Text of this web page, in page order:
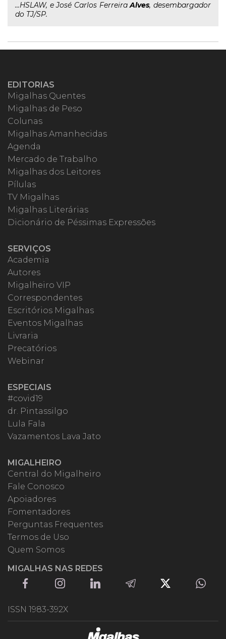
...HSLAW, e José Carlos FerreiraAlves, desembargador
do TJ/SP.
EDITORIAS
Migalhas Quentes
Migalhas de Peso
Colunas
Migalhas Amanhecidas
Agenda
Mercado de Trabalho
Migalhas dos Leitores
Pílulas
TV Migalhas
Migalhas Literárias
Dicionário de Péssimas Expressões
SERVIÇOS
Academia
Autores
Migalheiro VIP
Correspondentes
Escritórios Migalhas
Eventos Migalhas
Livraria
Precatórios
Webinar
ESPECIAIS
#covid19
dr. Pintassilgo
Lula Fala
Vazamentos Lava Jato
MIGALHEIRO
Central do Migalheiro
Fale Conosco
Apoiadores
Fomentadores
Perguntas Frequentes
Termos de Uso
Quem Somos
MIGALHAS NAS REDES
ISSN 1983-392X